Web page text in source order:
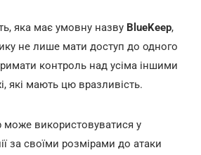
яка має умовну назву BlueKeep,
не лише мати доступ до одного
контроль над усіма іншими
які мають цю вразливість.
може використовуватися у
за своїми розмірами до атаки